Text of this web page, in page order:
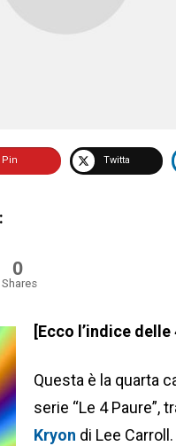
Pin Twitta
0
Shares
[Ecco l’indice delle
Questa è la quarta
serie “Le 4 Paure”,
Kryon di Lee Carroll.